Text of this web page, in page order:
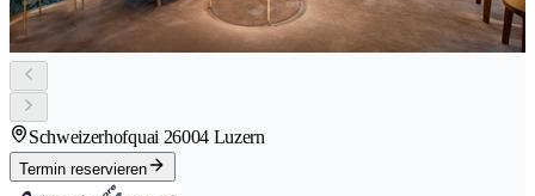
Schweizerhofquai 26004 Luzern
Termin reservieren